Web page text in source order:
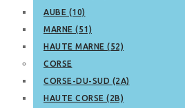
AUBE (10)
MARNE (51)
HAUTE MARNE (52)
CORSE
CORSE-DU-SUD (2A)
HAUTE CORSE (2B)